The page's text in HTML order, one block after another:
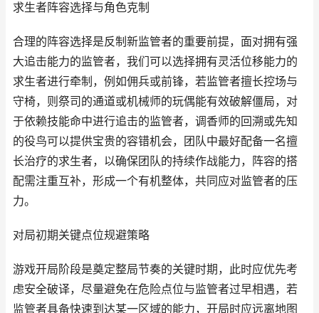
求生者阵容选择与角色克制
合理的阵容选择是反制新监管者的重要前提，面对拥有强
大追击能力的监管者，我们可以选择拥有灵活位移能力的
求生者进行牵制，例如佣兵或前锋，若监管者擅长控场与
守椅，则祭司的通道或机械师的玩偶能有效破解僵局，对
于依赖技能命中进行追击的监管者，调香师的回溯或先知
的役鸟可以提供宝贵的容错机会，团队中最好配备一名擅
长治疗的求生者，以确保团队的持续作战能力，阵容的搭
配需注重互补，形成一个有机整体，共同应对监管者的压
力。
对局初期关键点位规避策略
游戏开局阶段是奠定整局节奏的关键时期，此时应优先考
虑安全破译，尽量避免在危险点位与监管者过早相遇，若
监管者具备快速到达某一区域的能力，开局时应远离地图